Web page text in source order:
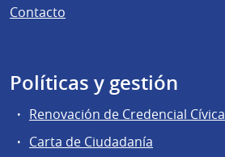
Contacto
Políticas y gestión
Renovación de Credencial Cívica
Carta de Ciudadanía